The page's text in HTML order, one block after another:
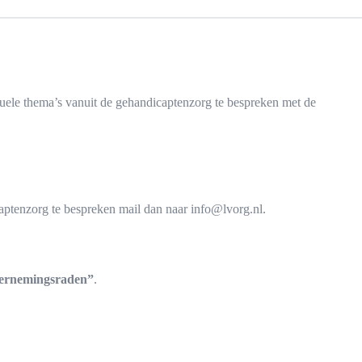
thema’s vanuit de gehandicaptenzorg te bespreken met de
te bespreken mail dan naar info@lvorg.nl.
.